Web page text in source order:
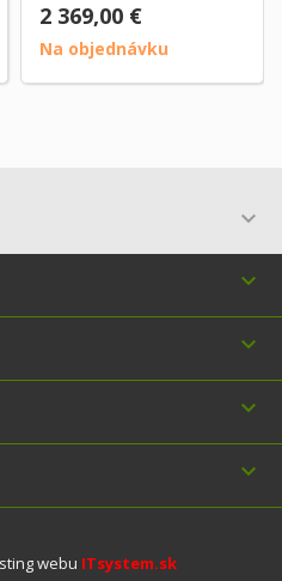
2 369,00 €
Na objednávku





webu ITsystem.sk